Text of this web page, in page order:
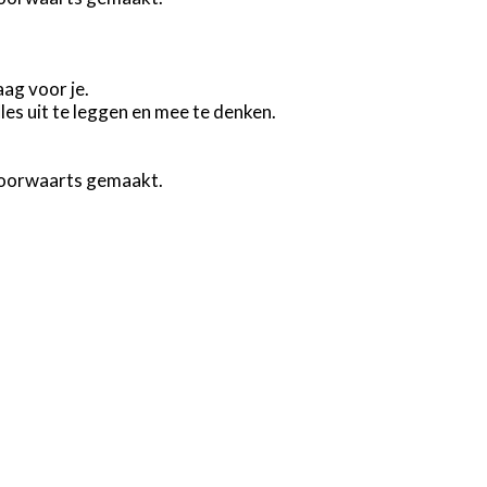
voor je.
uit te leggen en mee te denken.
gemaakt.